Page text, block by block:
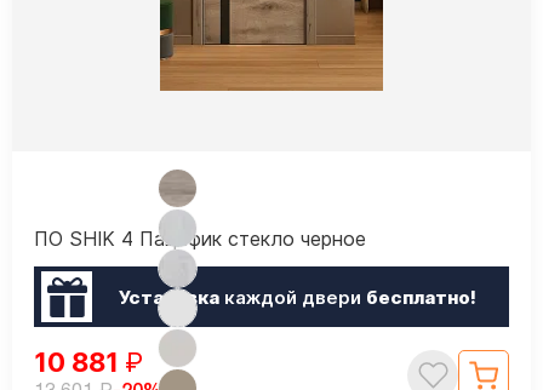
ПО SHIK 4 Пацифик стекло черное
Установкакаждой двери бесплатно!
10 881 ₽